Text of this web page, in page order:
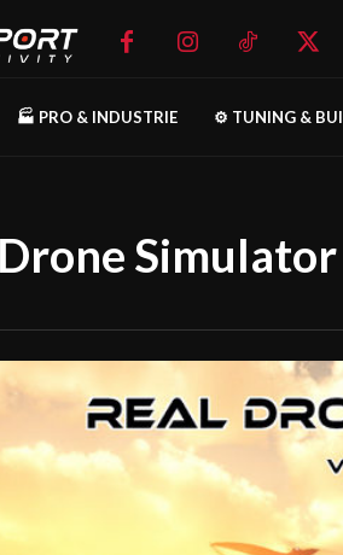
🏭 PRO & INDUSTRIE ⚙️ TUNING &